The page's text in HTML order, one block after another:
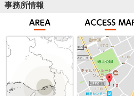
事務所情報